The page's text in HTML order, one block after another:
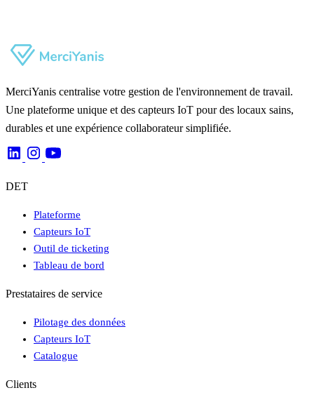
MerciYanis centralise votre gestion de l'environnement de travail.
Une plateforme unique et des capteurs IoT pour des locaux sains,
durables et une expérience collaborateur simplifiée.
DET
Plateforme
Capteurs IoT
Outil de ticketing
Tableau de bord
Prestataires de service
Pilotage des données
Capteurs IoT
Catalogue
Clients